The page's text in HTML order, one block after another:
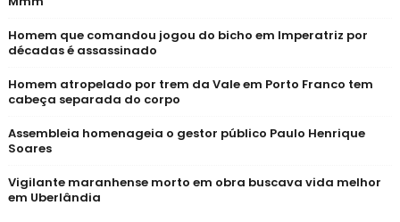
Homem que comandou jogou do bicho em Imperatriz por
décadas é assassinado
Homem atropelado por trem da Vale em Porto Franco tem
cabeça separada do corpo
Assembleia homenageia o gestor público Paulo Henrique
Soares
Vigilante maranhense morto em obra buscava vida melhor
em Uberlândia